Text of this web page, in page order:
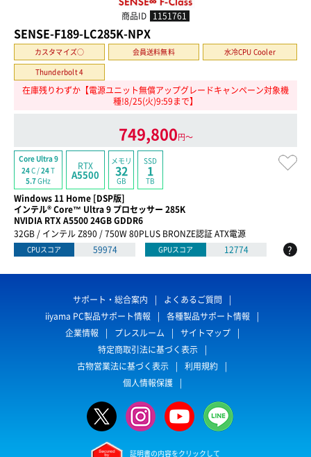
商品ID 1151761
SENSE-F189-LC285K-NPX
カスタマイズ○ 会員送料無料
水冷CPU Cooler
Thunderbolt 4
在庫残りわずか【電源ユニット無償アップグレードキャンペーン対象機
種!8/25(火)9:59まで】
749,800円〜
Core Ultra 9
24C /24T
5.7GHz
RTX
A5500
メモリ
32
GB
SSD
1
TB
Windows 11 Home [DSP版]
インテル® Core™ Ultra 9 プロセッサー 285K
NVIDIA RTX A5500 24GB GDDR6
32GB / インテル Z890 / 750W 80PLUS BRONZE認証 ATX電源
CPUスコア 59974 GPUスコア 12774 ?
サポート・総合案内
よくあるご質問
iiyama PC製品サポート情報
各種製品サポート情報
企業情報
プレスルーム
サイトマップ
特定商取引法に基づく表示
古物営業法に基づく表示
利用規約
個人情報保護
証明書の内容をクリックして